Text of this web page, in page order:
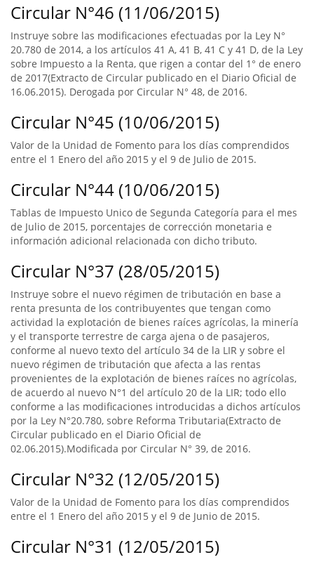
Circular N°46 (11/06/2015)
Instruye sobre las modificaciones efectuadas por la Ley N°
20.780 de 2014, a los artículos 41 A, 41 B, 41 C y 41 D, de la Ley
sobre Impuesto a la Renta, que rigen a contar del 1° de enero
de 2017(Extracto de Circular publicado en el Diario Oficial de
16.06.2015). Derogada por Circular N° 48, de 2016.
Circular N°45 (10/06/2015)
Valor de la Unidad de Fomento para los días comprendidos
entre el 1 Enero del año 2015 y el 9 de Julio de 2015.
Circular N°44 (10/06/2015)
Tablas de Impuesto Unico de Segunda Categoría para el mes
de Julio de 2015, porcentajes de corrección monetaria e
información adicional relacionada con dicho tributo.
Circular N°37 (28/05/2015)
Instruye sobre el nuevo régimen de tributación en base a
renta presunta de los contribuyentes que tengan como
actividad la explotación de bienes raíces agrícolas, la minería
y el transporte terrestre de carga ajena o de pasajeros,
conforme al nuevo texto del artículo 34 de la LIR y sobre el
nuevo régimen de tributación que afecta a las rentas
provenientes de la explotación de bienes raíces no agrícolas,
de acuerdo al nuevo N°1 del artículo 20 de la LIR; todo ello
conforme a las modificaciones introducidas a dichos artículos
por la Ley N°20.780, sobre Reforma Tributaria(Extracto de
Circular publicado en el Diario Oficial de
02.06.2015).Modificada por Circular N° 39, de 2016.
Circular N°32 (12/05/2015)
Valor de la Unidad de Fomento para los días comprendidos
entre el 1 Enero del año 2015 y el 9 de Junio de 2015.
Circular N°31 (12/05/2015)